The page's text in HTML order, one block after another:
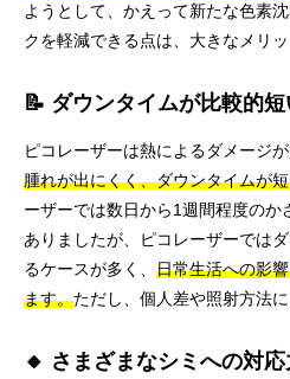
ようとして、かえって新たな色素
クを軽減できる点は、大きなメリッ
📝 ダウンタイムが比較的短
ピコレーザーは熱によるダメージが
腫れが出にくく、ダウンタイムが
ーザーでは数日から1週間程度の
ありましたが、ピコレーザーでは
るケースが多く、 日常生活への影
ます。ただし、個人差や照射方法に
🔸 さまざまなシミへの対応